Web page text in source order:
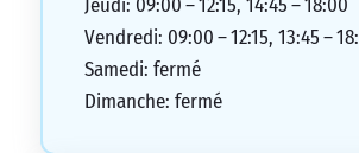
Jeudi: 09:00 – 12:15, 14:45 – 18:00
Vendredi: 09:00 – 12:15, 13:45 –
Samedi: fermé
Dimanche: fermé